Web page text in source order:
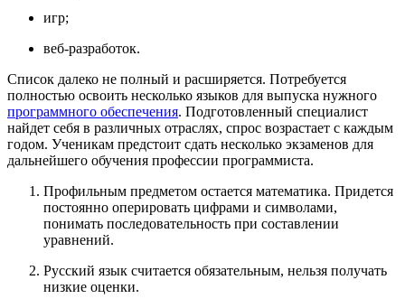
игр;
веб-разработок.
Список далеко не полный и расширяется. Потребуется
полностью освоить несколько языков для выпуска нужного
программного обеспечения. Подготовленный специалист
найдет себя в различных отраслях, спрос возрастает с каждым
годом. Ученикам предстоит сдать несколько экзаменов для
дальнейшего обучения профессии программиста.
Профильным предметом остается математика. Придется
постоянно оперировать цифрами и символами,
понимать последовательность при составлении
уравнений.
Русский язык считается обязательным, нельзя получать
низкие оценки.